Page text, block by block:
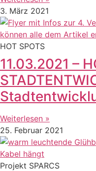
3. März 2021
HOT SPOTS
11.03.2021 –
Weiterlesen »
25. Februar 2021
Projekt SPARCS